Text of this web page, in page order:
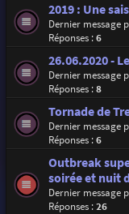
2019 : Une
Dernier message
Réponses :6
26.06.2020 -
Dernier message
Réponses :8
Tornade de
Dernier message
Réponses :6
Outbreak
soirée et nuit
Dernier message
Réponses :26